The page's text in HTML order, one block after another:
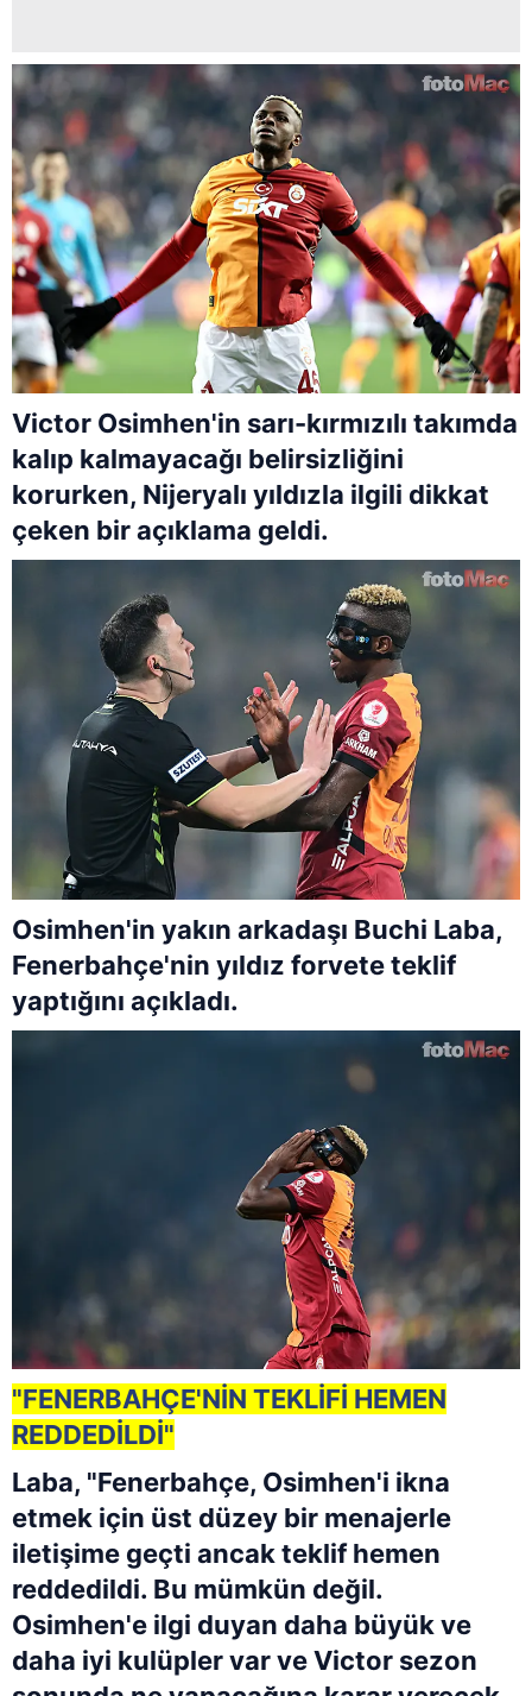
Victor Osimhen'in sarı-kırmızılı takımda
kalıp kalmayacağı belirsizliğini
korurken, Nijeryalı yıldızla ilgili dikkat
çeken bir açıklama geldi.
Osimhen'in yakın arkadaşı Buchi Laba,
Fenerbahçe'nin yıldız forvete teklif
yaptığını açıkladı.
"FENERBAHÇE'NİN TEKLİFİ HEMEN
REDDEDİLDİ"
Laba, "Fenerbahçe, Osimhen'i ikna
etmek için üst düzey bir menajerle
iletişime geçti ancak teklif hemen
reddedildi. Bu mümkün değil.
Osimhen'e ilgi duyan daha büyük ve
daha iyi kulüpler var ve Victor sezon